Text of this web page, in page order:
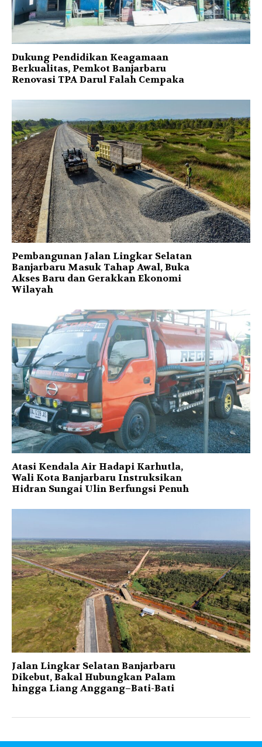
Dukung Pendidikan Keagamaan
Berkualitas, Pemkot Banjarbaru
Renovasi TPA Darul Falah Cempaka
Pembangunan Jalan Lingkar Selatan
Banjarbaru Masuk Tahap Awal, Buka
Akses Baru dan Gerakkan Ekonomi
Wilayah
Atasi Kendala Air Hadapi Karhutla,
Wali Kota Banjarbaru Instruksikan
Hidran Sungai Ulin Berfungsi Penuh
Jalan Lingkar Selatan Banjarbaru
Dikebut, Bakal Hubungkan Palam
hingga Liang Anggang–Bati-Bati